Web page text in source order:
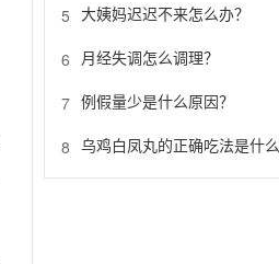
5 大姨妈迟迟不来怎么办？
6 月经失调怎么调理？
7 例假量少是什么原因？
8 乌鸡白凤丸的正确吃法是什么